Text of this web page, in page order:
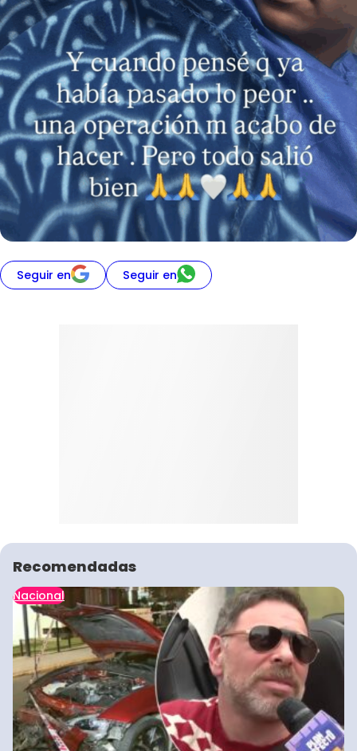
Seguir en Seguir en
Recomendadas
Nacional